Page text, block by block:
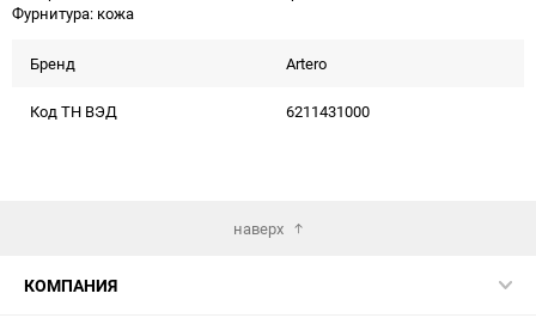
Фурнитура: кожа
Бренд Artero
Код ТН ВЭД 6211431000
наверх
КОМПАНИЯ